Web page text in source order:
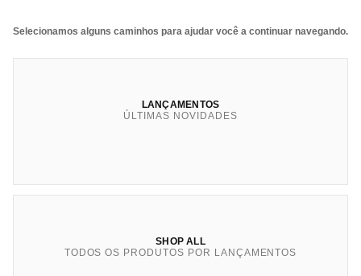
Selecionamos alguns caminhos para ajudar você a continuar navegando.
LANÇAMENTOS
ÚLTIMAS NOVIDADES
SHOP ALL
TODOS OS PRODUTOS POR LANÇAMENTOS